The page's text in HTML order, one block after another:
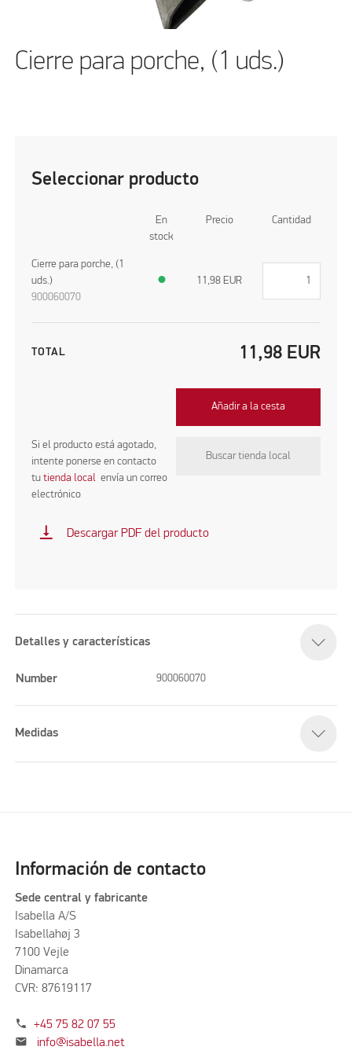
Cierre para porche, (1 uds.)
Seleccionar producto
En
stock
Precio Cantidad
Cierre para porche, (1
uds.)
900060070
● 11,98 EUR
TOTAL 11,98 EUR
Añadir a la cesta
Si el producto está agotado,
intente ponerse en contacto
tutienda localenvía un correo
electrónico
Buscar tienda local
vertical_align_bottom Descargar PDF del producto
Detalles y características
Number 900060070
Medidas
Información de contacto
Sede central y fabricante
Isabella A/S
Isabellahøj 3
7100 Vejle
Dinamarca
CVR: 87619117
phone +45 75 82 07 55
mail info@isabella.net